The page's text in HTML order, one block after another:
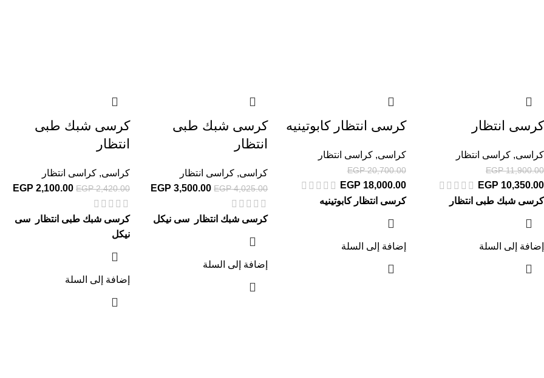
كرسى انتظار
كراسى, كراسى انتظار
EGP11,900.00
EGP 10,350.00
كرسى شبك طبى انتظار
إضافة إلى السلة
كرسى انتظار كابوتينيه
كراسى,كراسى انتظار
EGP20,700.00
EGP 18,000.00
كرسى انتظار كابوتينيه
إضافة إلى السلة
كرسى شبك طبى
انتظار
كراسى, كراسى انتظار
EGP4,025.00
EGP 3,500.00
كرسى شبك انتظار سى نيكل
إضافة إلى السلة
كرسى شبك طبى
انتظار
كراسى, كراسى انتظار
EGP2,420.00
EGP 2,100.00
كرسى شبك طبى انتظار سى
نيكل
إضافة إلى السلة